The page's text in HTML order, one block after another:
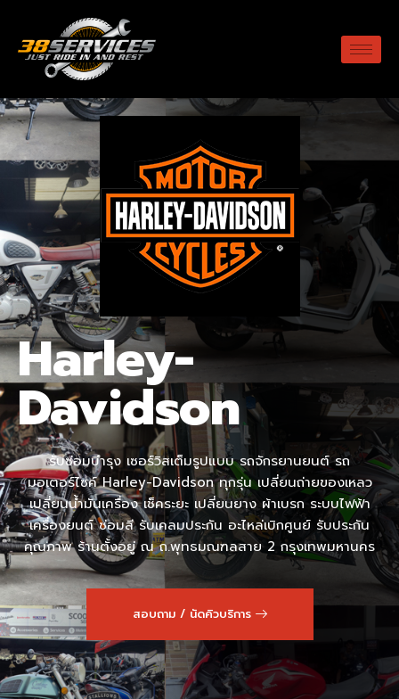
Harley-
Davidson
รับซ่อมบำรุง เซอร์วิสเต็มรูปแบบ รถจักรยานยนต์ รถ
มอเตอร์ไซค์ Harley-Davidson ทุกรุ่น เปลี่ยนถ่ายของเหลว
เปลี่ยนน้ำมันเครื่อง เช็คระยะ เปลี่ยนยาง ผ้าเบรก ระบบไฟฟ้า
เครื่องยนต์ ซ่อมสี รับเคลมประกัน อะไหล่เบิกศูนย์ รับประกัน
คุณภาพ ร้านตั้งอยู่ ณ ถ.พุทธมณฑลสาย 2 กรุงเทพมหานคร
สอบถาม / นัดคิวบริการ